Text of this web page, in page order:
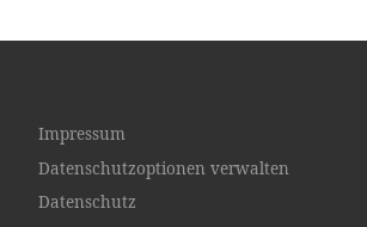
Impressum
Datenschutzoptionen verwalten
Datenschutz